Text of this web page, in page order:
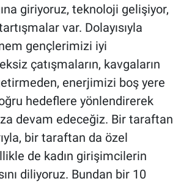
giriyoruz, teknoloji gelişiyor,
var. Dolayısıyla
gençlerimizi iyi
çatışmaların, kavgaların
enerjimizi boş yere
hedeflere yönlendirerek
devam edeceğiz. Bir taraftan
bir taraftan da özel
de kadın girişimcilerin
diliyoruz. Bundan bir 10